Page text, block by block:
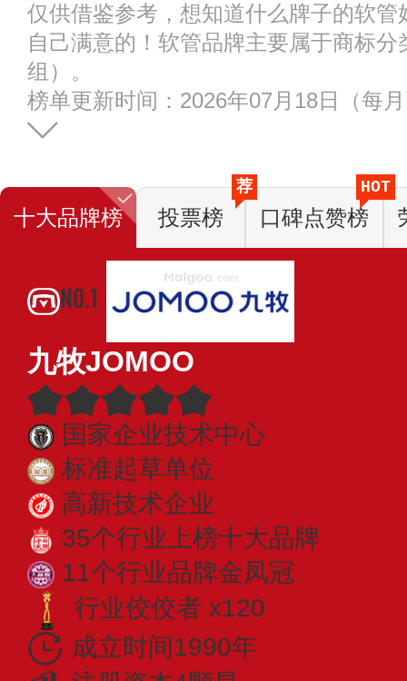
仅供借鉴参考，想知道什么牌子的软
自己满意的！软管品牌主要属于商标分
组）。
榜单更新时间：2026年07月18日（每
十大品牌榜 投票榜
荐
口碑点赞榜
HOT
NO.1
九牧JOMOO
国家企业技术中心
标准起草单位
高新技术企业
35个行业上榜十大品牌
11个行业品牌金凤冠
行业佼佼者 x120
成立时间1990年